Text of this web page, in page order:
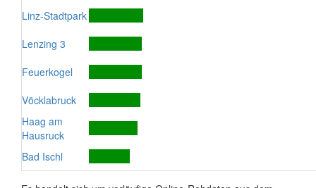
Linz-Stadtpark
Lenzing 3
Feuerkogel
Vöcklabruck
Haag am
Hausruck
Bad Ischl